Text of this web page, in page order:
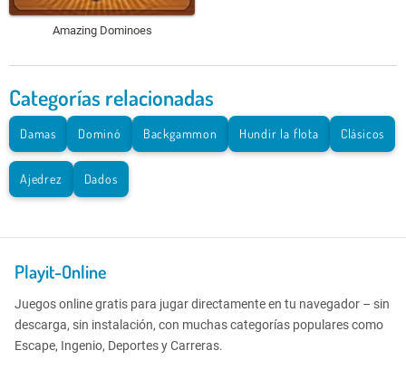
Amazing Dominoes
Categorías relacionadas
Damas Dominó Backgammon Hundir la flota Clásicos
Ajedrez Dados
Playit-Online
Juegos online gratis para jugar directamente en tu navegador – sin
descarga, sin instalación, con muchas categorías populares como
Escape, Ingenio, Deportes y Carreras.